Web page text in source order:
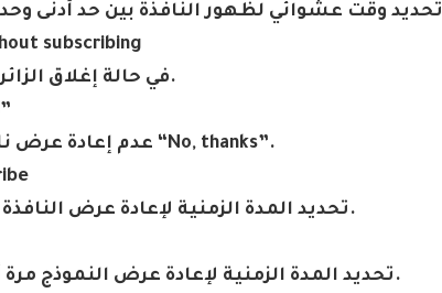
تحديد وقت عشوائي لظهور النافذة بين حد أدنى وحد أقصى
subscribing
في حالة إغلاق.
عدم إعادة عرض “No, thanks”.
تحديد المدة الزمنية لإعادة عرض .
تحديد المدة الزمنية لإعادة عرض النموذج مرة .